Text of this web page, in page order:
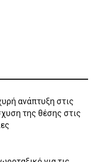
ανάπτυξη στις
της θέσης στις